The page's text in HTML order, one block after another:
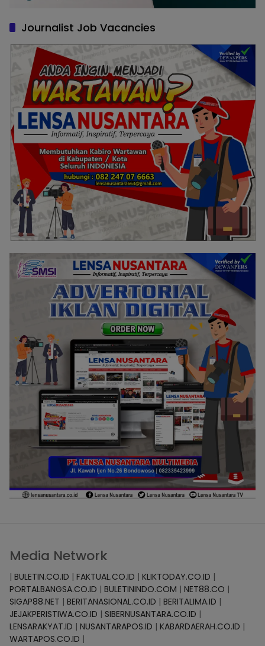
Journalist Job Vacancies
Media Network
| BULETIN.CO.ID | FAKTUAL.CO.ID | KLIKTODAY.CO.ID |
PORTALBANGSA.CO.ID | BULETININDO.COM | NET88.CO |
SIGAP88.NET | BERITANASIONAL.CO.ID | BERITALIMA.ID |
JEJAKPERISTIWA.CO.ID | SIBERNUSANTARA.CO.ID |
LENSARAKYAT.ID | NUSANTARAPOS.ID | KABARDAERAH.CO.ID |
WARTAPOS.CO.ID |